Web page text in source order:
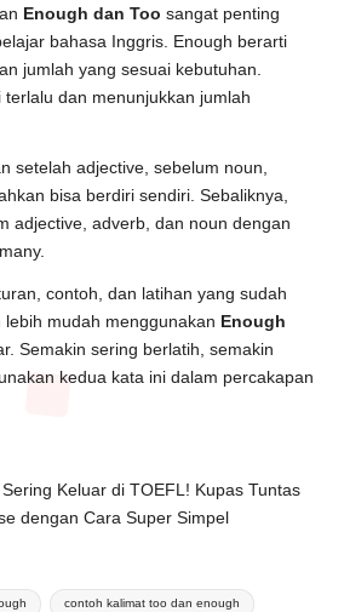
Enough dan Too sangat penting
bahasa Inggris. Enough berarti
jumlah yang sesuai kebutuhan.
dan menunjukkan jumlah
setelah adjective, sebelum noun,
bisa berdiri sendiri. Sebaliknya,
adjective, adverb, dan noun dengan
contoh, dan latihan yang sudah
mudah menggunakan Enough
Semakin sering berlatih, semakin
kedua kata ini dalam percakapan
Keluar di TOEFL! Kupas Tuntas
dengan Cara Super Simpel
contoh kalimat too dan enough